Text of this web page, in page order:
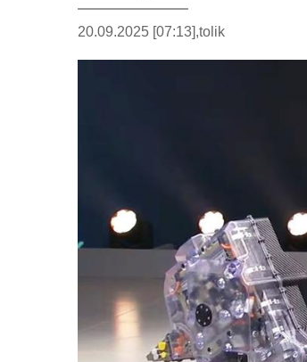
20.09.2025 [07:13],tolik